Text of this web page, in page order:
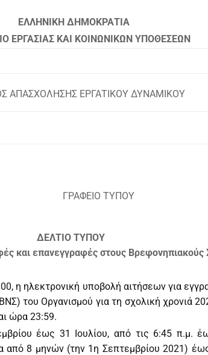
ΕΛΛΗΝΙΚΗ ΔΗΜΟΚΡΑΤΙΑ
ΕΡΓΑΣΙΑΣ ΚΑΙ ΚΟΙΝΩΝΙΚΩΝ ΥΠΟΘΕΣΕΩΝ
ΕΡΓΑΤΙΚΟΥ ΔΥΝΑΜΙΚΟΥ
ΔΕΛΤΙΟ ΤΥΠΟΥ
και επανεγγραφές στους
η ηλεκτρονική υποβολή αιτήσεων για
του Οργανισμού για τη σχολική χρονιά
ώρα 23:59.
έως 31 Ιουλίου, από τις 6:45 π.μ.
από 8 μηνών (την 1η Σεπτεμβρίου 2021)